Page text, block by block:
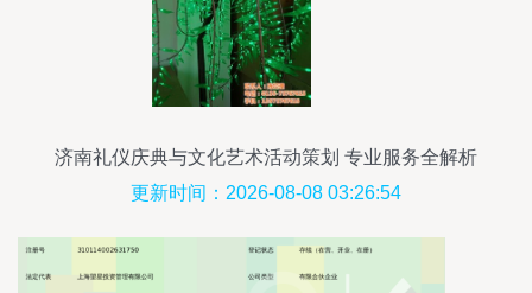
济南礼仪庆典与文化艺术活动策划 专业服务全解析
更新时间：2026-08-08 03:26:54